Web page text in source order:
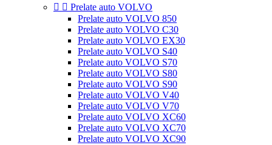
  Prelate auto VOLVO
Prelate auto VOLVO 850
Prelate auto VOLVO C30
Prelate auto VOLVO EX30
Prelate auto VOLVO S40
Prelate auto VOLVO S70
Prelate auto VOLVO S80
Prelate auto VOLVO S90
Prelate auto VOLVO V40
Prelate auto VOLVO V70
Prelate auto VOLVO XC60
Prelate auto VOLVO XC70
Prelate auto VOLVO XC90